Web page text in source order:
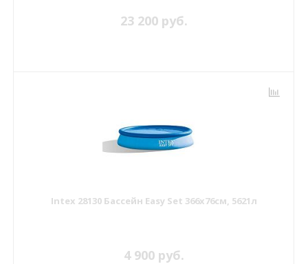
23 200 руб.
Intex 28130 Бассейн Easy Set 366х76см, 5621л
4 900 руб.